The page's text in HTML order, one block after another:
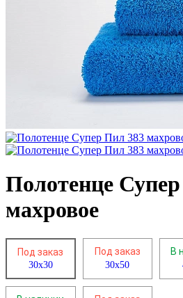
Полотенце
махровое
Под заказ
30х30
Под заказ
30х50
В